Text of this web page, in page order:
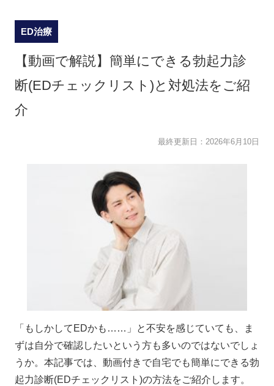
ED治療
【動画で解説】簡単にできる勃起力診
断(EDチェックリスト)と対処法をご紹
介
最終更新日：2026年6月10日
「もしかしてEDかも……」と不安を感じていても、ま
ずは自分で確認したいという方も多いのではないでしょ
うか。本記事では、動画付きで自宅でも簡単にできる勃
起力診断(EDチェックリスト)の方法をご紹介します。